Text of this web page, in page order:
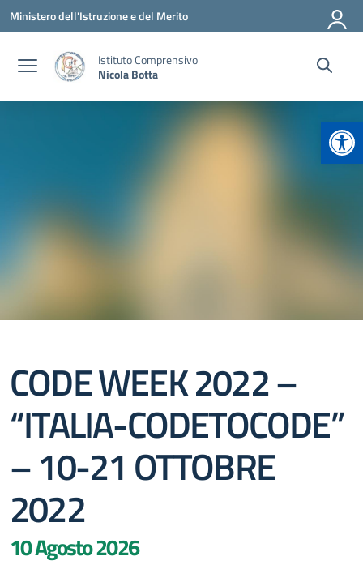
Vai ai contenuti
Vai al menu di navigazione
Vai al footer
Ministero dell'Istruzione e del Merito
Istituto Comprensivo
Nicola Botta
CODE WEEK 2022 –
“ITALIA-CODETOCODE”
– 10-21 OTTOBRE
2022
10 Agosto 2026